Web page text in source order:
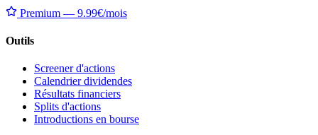
Premium — 9.99€/mois
Outils
Screener d'actions
Calendrier dividendes
Résultats financiers
Splits d'actions
Introductions en bourse